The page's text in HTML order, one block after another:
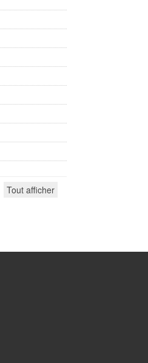
Tout afficher